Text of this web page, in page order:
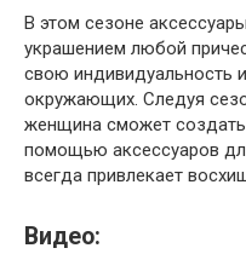
В этом сезоне
украшением любой
свою индивидуальность
окружающих. Следуя
женщина сможет
помощью аксессуаров
всегда привлекает
Видео: